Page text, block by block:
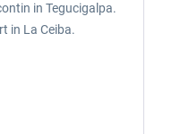
in Tegucigalpa.
in La Ceiba.